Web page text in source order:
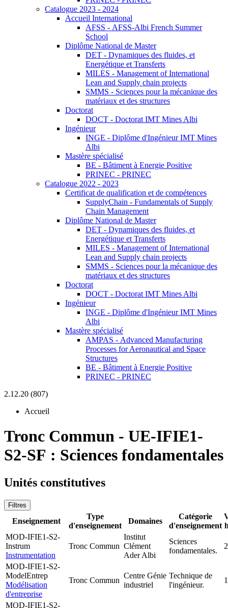
Catalogue 2023 - 2024
Accueil International
AFSS - AFSS-Albi French Summer
School
Diplôme National de Master
DET - Dynamiques des fluides, et
Energétique et Transferts
MILES - Management of International
Lean and Supply chain projects
SMMS - Sciences pour la mécanique des
matériaux et des structures
Doctorat
DOCT - Doctorat IMT Mines Albi
Ingénieur
INGE - Diplôme d'Ingénieur IMT Mines
Albi
Mastère spécialisé
BE - Bâtiment à Energie Positive
PRINEC - PRINEC
Catalogue 2022 - 2023
Certificat de qualification et de compétences
SupplyChain - Fundamentals of Supply
Chain Management
Diplôme National de Master
DET - Dynamiques des fluides, et
Energétique et Transferts
MILES - Management of International
Lean and Supply chain projects
SMMS - Sciences pour la mécanique des
matériaux et des structures
Doctorat
DOCT - Doctorat IMT Mines Albi
Ingénieur
INGE - Diplôme d'Ingénieur IMT Mines
Albi
Mastère spécialisé
AMPAS - Advanced Manufacturing
Processes for Aeronautical and Space
Structures
BE - Bâtiment à Energie Positive
PRINEC - PRINEC
2.12.20 (807)
Accueil
Tronc Commun - UE-IFIE1-
S2-SF : Sciences fondamentales
Unités constitutives
Filtres
Enseignement
Type
d'enseignement
Domaines
Catégorie
d'enseignement
MOD-IFIE1-S2-
Instrum
Instrumentation
Tronc Commun
Institut
Clément
Ader Albi
Sciences
fondamentales.
MOD-IFIE1-S2-
ModelEntrep
Modélisation
d'entreprise
Tronc Commun
Centre Génie
industriel
Technique de
l'ingénieur.
MOD-IFIE1-S2-